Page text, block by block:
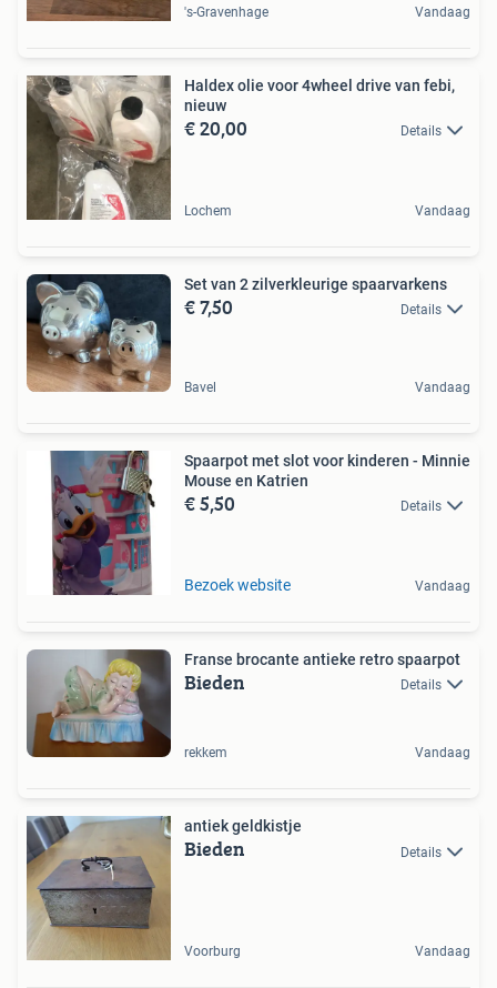
's-Gravenhage Vandaag
Haldex olie voor 4wheel drive van febi,
nieuw
€ 20,00 Details
Lochem Vandaag
Set van 2 zilverkleurige spaarvarkens
€ 7,50 Details
Bavel Vandaag
Spaarpot met slot voor kinderen - Minnie
Mouse en Katrien
€ 5,50 Details
Bezoek website Vandaag
Franse brocante antieke retro spaarpot
Bieden Details
rekkem Vandaag
antiek geldkistje
Bieden Details
Voorburg Vandaag